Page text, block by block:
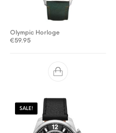
€69.00.
Olympic Horloge
€59.95
SALE!